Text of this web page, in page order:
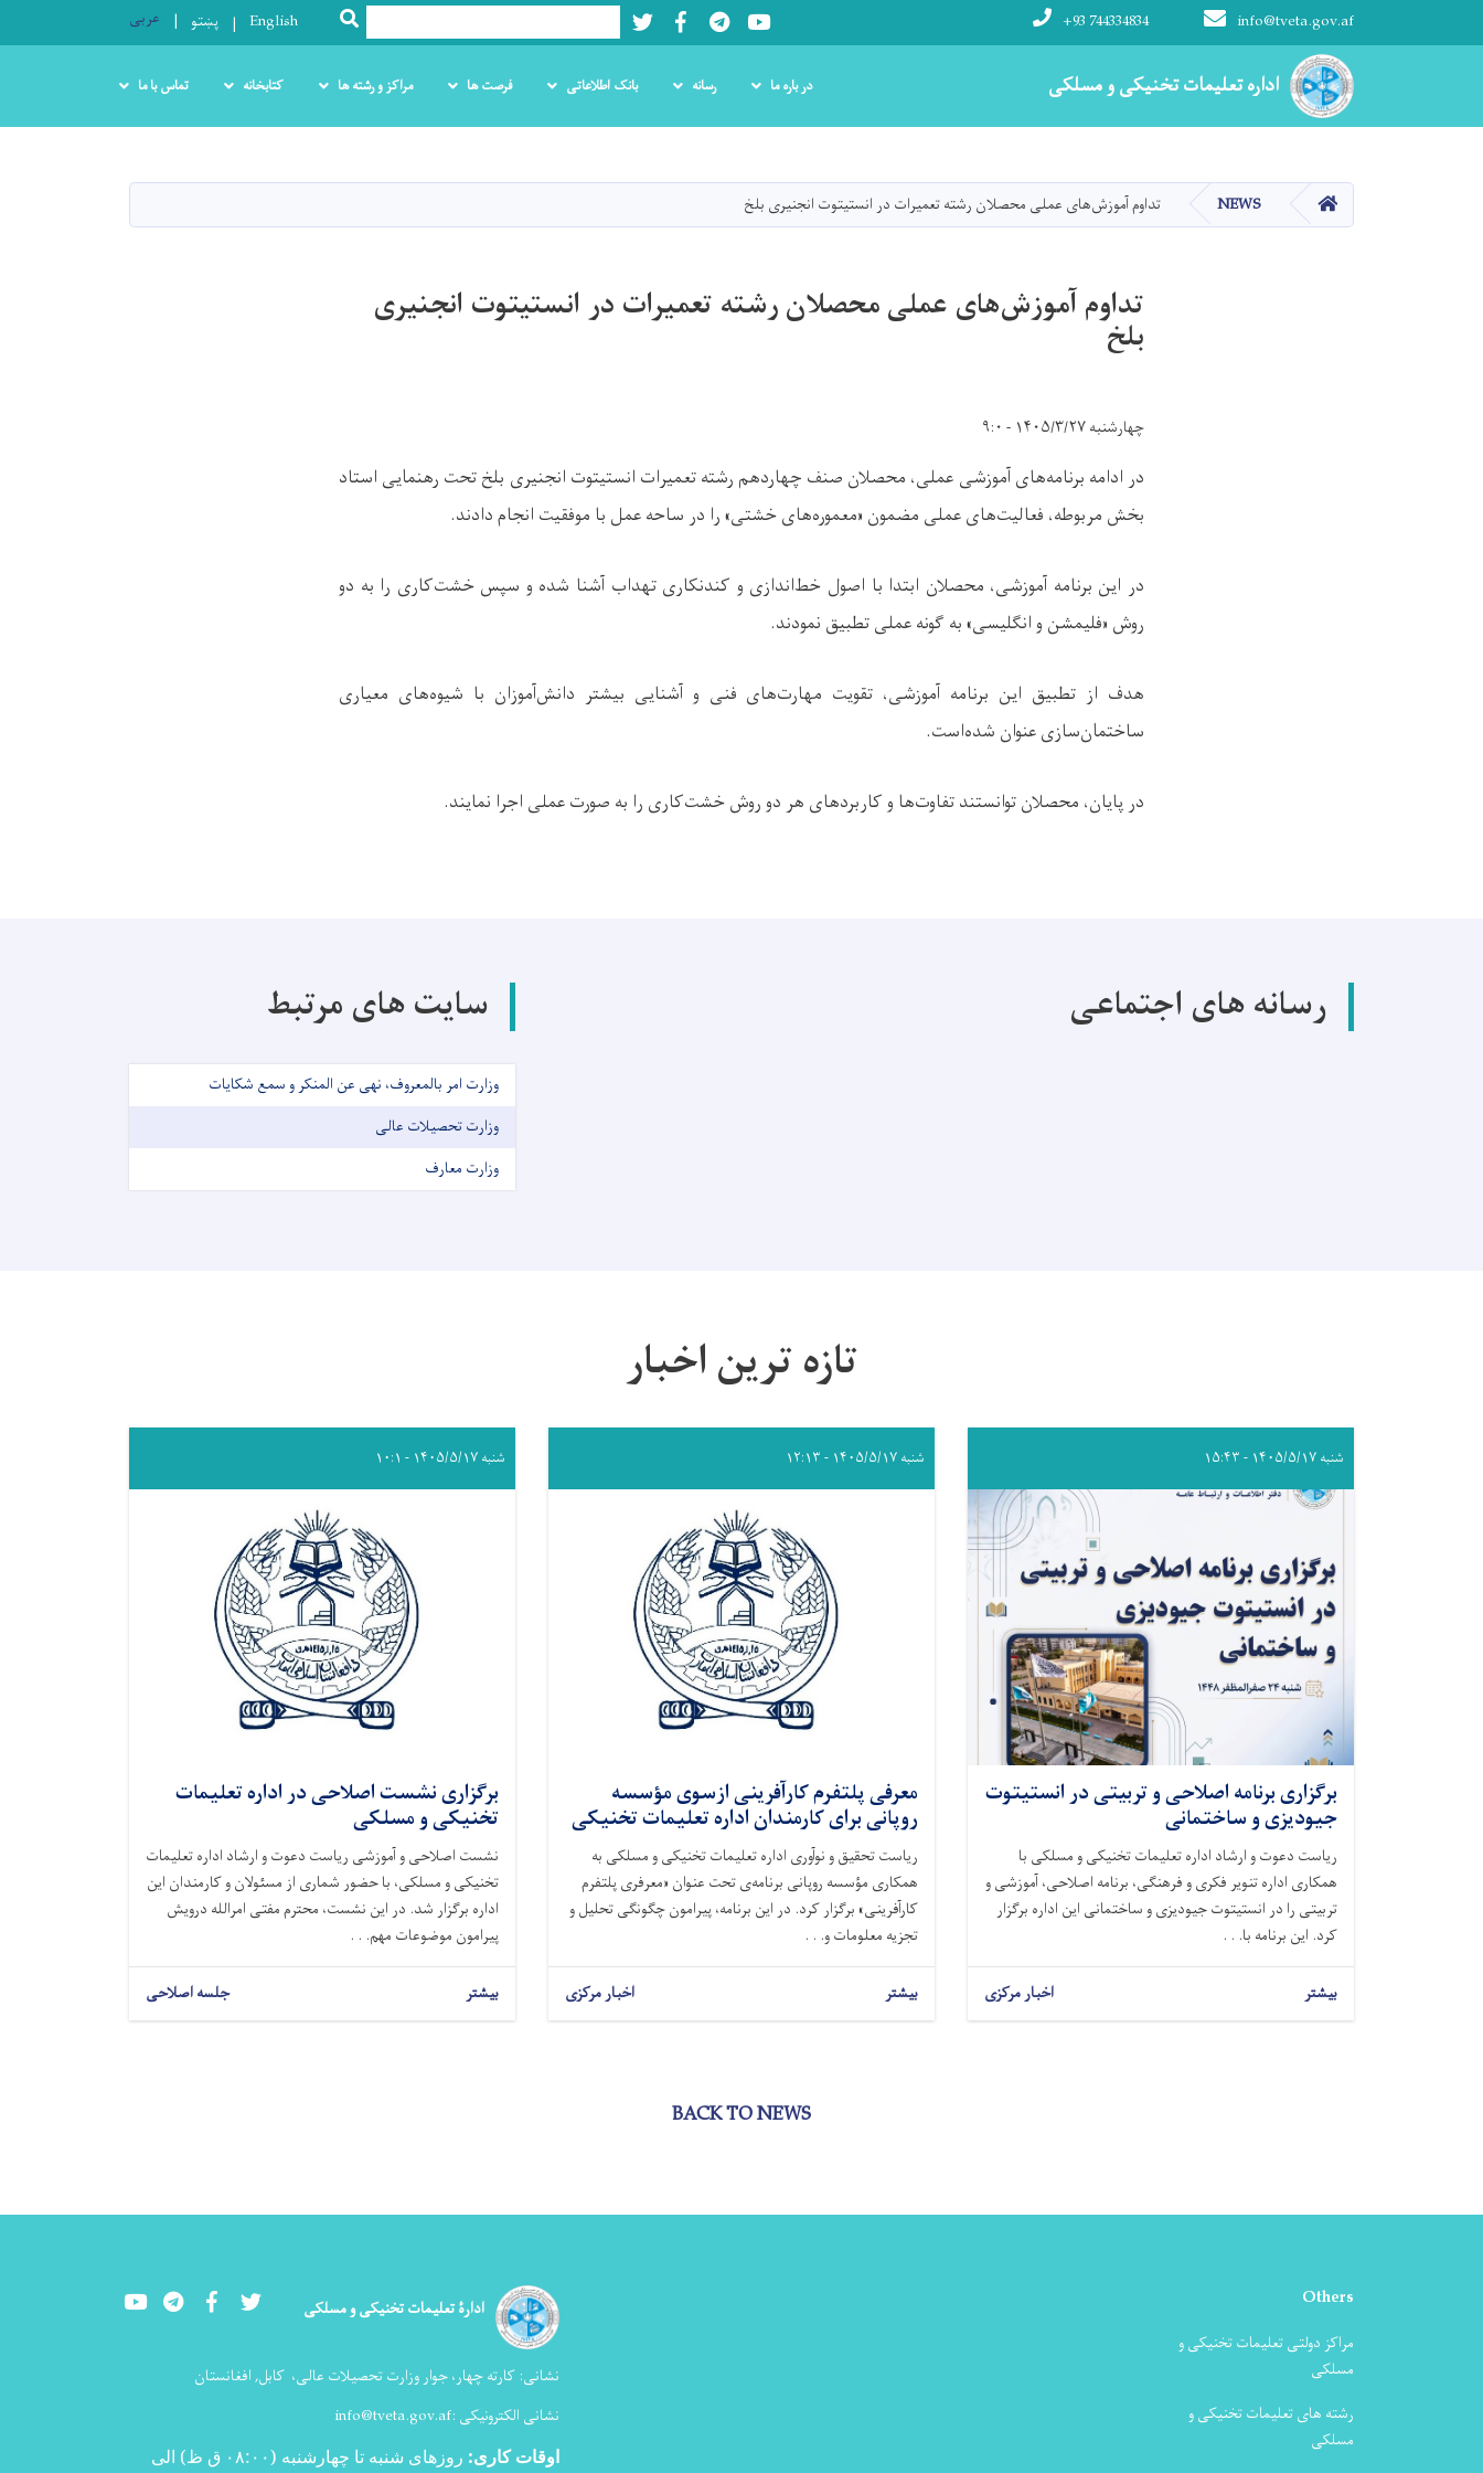
content
اداره تعلیمات تخنیکی و مسلکی
info@tveta.gov.af
+93 744334834
Youtube
LinkedIn
Facebook
Twitter
Search
SEARCH
English پښتو عربی
Main navigation
اداره تعلیمات تخنیکی و مسلکی در باره ما رسانه بانک اطلاعاتی فرصت ها مراکز و رشته ها کتابخانه تماس با ما
HOME
NEWS تداوم آموزش‌های عملی محصلان رشته تعمیرات در انستیتوت انجنیری بلخ
تداوم آموزش‌های عملی محصلان رشته تعمیرات در انستیتوت انجنیری
بلخ
چهارشنبه ۱۴۰۵/۳/۲۷ - ۹:۰
در ادامه برنامه‌های آموزشی عملی، محصلان صنف چهاردهم رشته تعمیرات انستیتوت انجنیری بلخ تحت رهنمایی استاد
بخش مربوطه، فعالیت‌های عملی مضمون «معموره‌های خشتی» را در ساحه عمل با موفقیت انجام دادند.
در این برنامه آموزشی، محصلان ابتدا با اصول خط‌اندازی و کندنکاری تهداب آشنا شده و سپس خشت‌کاری را به دو
روش «فلیمشن و انگلیسی» به گونه عملی تطبیق نمودند.
هدف از تطبیق این برنامه آموزشی، تقویت مهارت‌های فنی و آشنایی بیشتر دانش‌آموزان با شیوه‌های معیاری
ساختمان‌سازی عنوان شده‌است.
در پایان، محصلان توانستند تفاوت‌ها و کاربردهای هر دو روش خشت‌کاری را به صورت عملی اجرا نمایند.
رسانه های اجتماعی سایت های مرتبط
وزارت امر بالمعروف، نهی عن المنکر و سمع شکایات
وزارت تحصیلات عالی
وزارت معارف
تازه ترین اخبار
شنبه ۱۴۰۵/۵/۱۷ - ۱۵:۴۳
برگزاری برنامه اصلاحی و تربیتی در انستیتوت
جیودیزی و ساختمانی
ریاست دعوت و ارشاد اداره تعلیمات تخنیکی و مسلکی با
همکاری اداره تنویر فکری و فرهنگی، برنامه اصلاحی، آموزشی و
تربیتی را در انستیتوت جیودیزی و ساختمانی این اداره برگزار
کرد. این برنامه با. . .
بیشتر اخبار مرکزی
شنبه ۱۴۰۵/۵/۱۷ - ۱۲:۱۳
معرفی پلتفرم کارآفرینی ازسوی مؤسسه
روپانی برای کارمندان اداره تعلیمات تخنیکی
ریاست تحقیق و نوآوری اداره تعلیمات تخنیکی و مسلکی به
همکاری مؤسسه روپانی برنامه‌ی تحت عنوان «معرفری پلتفرم
کارآفرینی» برگزار کرد. در این برنامه، پیرامون چگونگی تحلیل و
تجزیه معلومات و. . .
بیشتر اخبار مرکزی
شنبه ۱۴۰۵/۵/۱۷ - ۱۰:۱
برگزاری نشست اصلاحی در اداره تعلیمات
تخنیکی و مسلکی
نشست اصلاحی و آموزشی ریاست دعوت و ارشاد اداره تعلیمات
تخنیکی و مسلکی، با حضور شماری از مسئولان و کارمندان این
اداره برگزار شد. در این نشست، محترم مفتی امرالله درویش
پیرامون موضوعات مهم. . .
بیشتر جلسه اصلاحی
BACK TO NEWS
Others
مراکز دولتی تعلیمات تخنیکی و
مسلکی
رشته های تعلیمات تخنیکی و
مسلکی
ادارۀ تعلیمات تخنیکی و مسلکی YoutubeLinkedInFacebook Twitter
نشانی: کارته چهار، جوار وزارت تحصیلات عالی، کابل, افغانستان
نشانی الکترونیکی :info@tveta.gov.af
اوقات کاری:
روزهای شنبه تا چهارشنبه (۰۸:۰۰ ق ظ) الی